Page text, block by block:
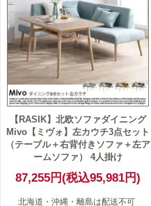
【RASIK】北欧ソファダイニング
Mivo【ミヴォ】左カウチ3点セット
（テーブル＋右背付きソファ＋左ア
ームソファ） 4人掛け
87,255円(税込95,981円)
北海道・沖縄・離島は配送不可